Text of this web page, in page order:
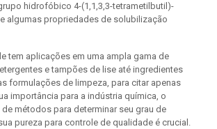
hidrofóbico 4-(1,1,3,3-tetrametilbutil)-
algumas propriedades de solubilização
tem aplicações em uma ampla gama de
e tampões de lise até ingredientes
formulações de limpeza, para citar apenas
importância para a indústria química, o
métodos para determinar seu grau de
pureza para controle de qualidade é crucial.